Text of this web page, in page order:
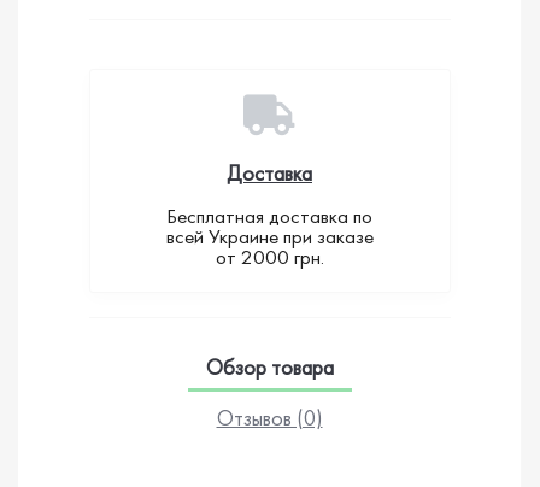
Доставка
Бесплатная доставка по
всей Украине при заказе
от 2000 грн.
Обзор товара
Отзывов (0)